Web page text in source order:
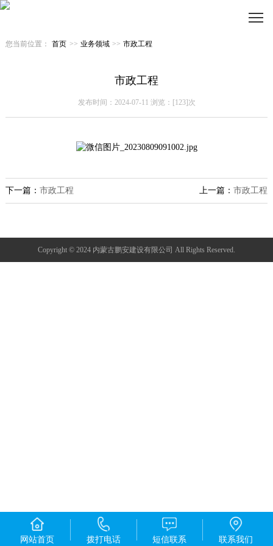
您当前位置： 首页 >> 业务领域 >> 市政工程
市政工程
发布时间：2024-07-11 浏览：[123]次
上一篇：市政工程
下一篇： 市政工程
Copyright © 2024 内蒙古鹏安建设有限公司 All Rights Reserved.
网站首页 拨打电话 短信联系 联系我们